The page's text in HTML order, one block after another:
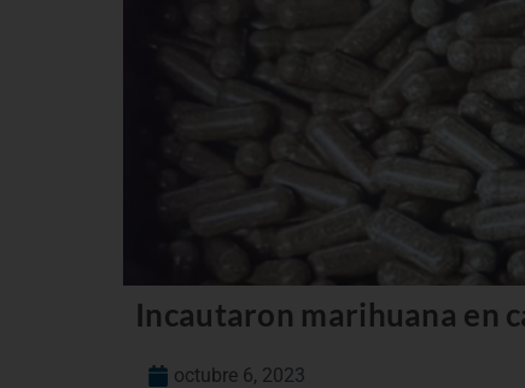
Incautaron marihuana en
octubre 6, 2023